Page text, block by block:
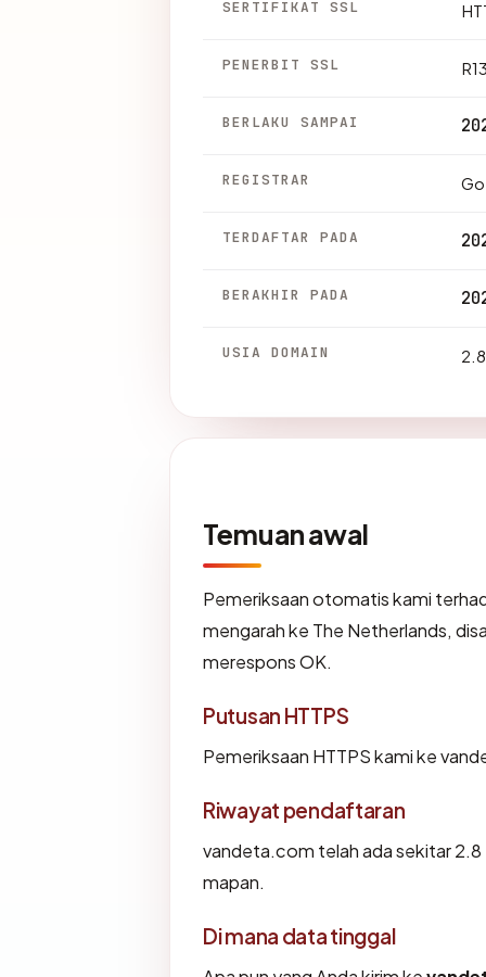
SERTIFIKAT SSL
PENERBIT SSL
BERLAKU SAMPAI
REGISTRAR
TERDAFTAR PADA
BERAKHIR PADA
USIA DOMAIN
Temuan awal
Pemeriksaan otomatis kami
mengarah ke The Netherlands,
merespons OK.
Putusan HTTPS
Pemeriksaan HTTPS kami ke
Riwayat pendaftaran
vandeta.com telah ada sekitar
mapan.
Di mana data tinggal